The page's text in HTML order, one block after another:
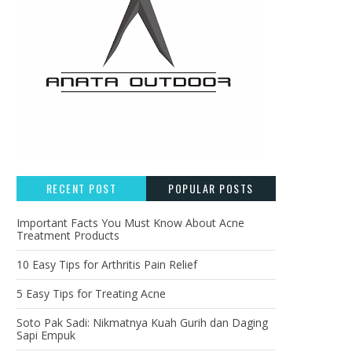
RECENT POST POPULAR POSTS
Important Facts You Must Know About Acne
Treatment Products
10 Easy Tips for Arthritis Pain Relief
5 Easy Tips for Treating Acne
Soto Pak Sadi: Nikmatnya Kuah Gurih dan Daging
Sapi Empuk